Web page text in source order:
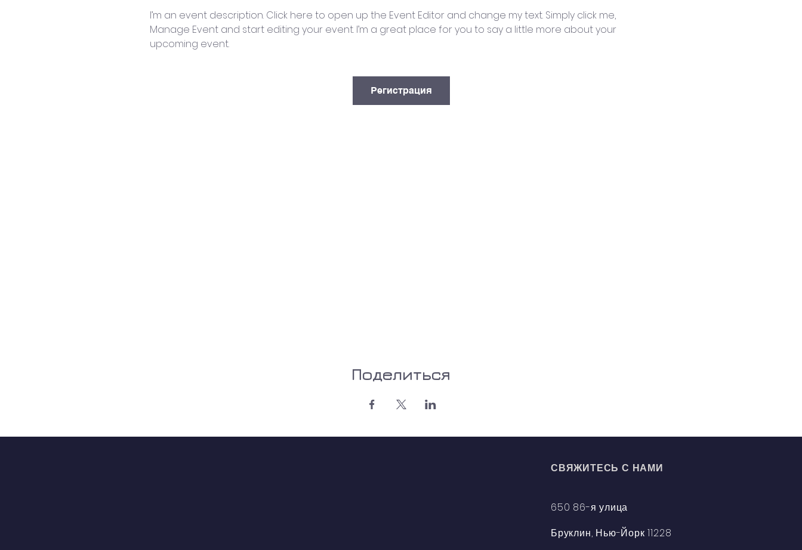
I’m an event description. Click here to open up the Event Editor and change my text. Simply click me,
Manage Event and start editing your event. I’m a great place for you to say a little more about your
upcoming event.
Регистрация
Поделиться
СВЯЖИТЕСЬ С НАМИ
650 86-я улица
Бруклин, Нью-Йорк 11228